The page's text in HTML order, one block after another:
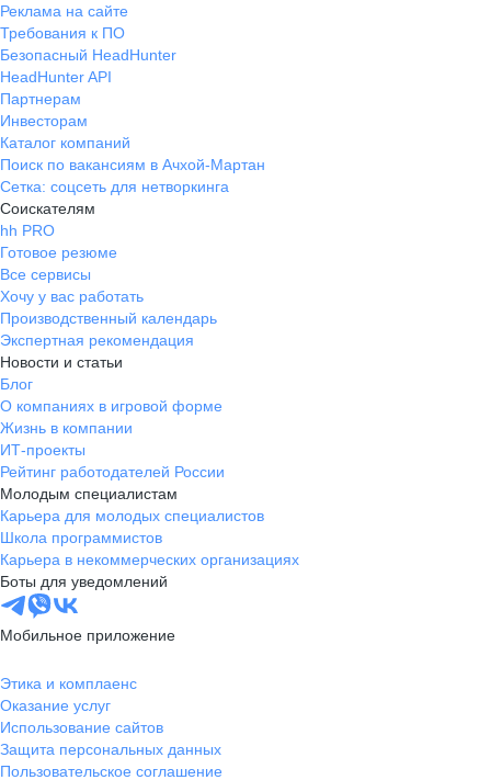
Реклама на сайте
Требования к ПО
Безопасный HeadHunter
HeadHunter API
Партнерам
Инвесторам
Каталог компаний
Поиск по вакансиям в Ачхой-Мартан
Сетка: соцсеть для нетворкинга
Соискателям
hh PRO
Готовое резюме
Все сервисы
Хочу у вас работать
Производственный календарь
Экспертная рекомендация
Новости и статьи
Блог
О компаниях в игровой форме
Жизнь в компании
ИТ-проекты
Рейтинг работодателей России
Молодым специалистам
Карьера для молодых специалистов
Школа программистов
Карьера в некоммерческих организациях
Боты для уведомлений
Мобильное приложение
Этика и комплаенс
Оказание услуг
Использование сайтов
Защита персональных данных
Пользовательское соглашение